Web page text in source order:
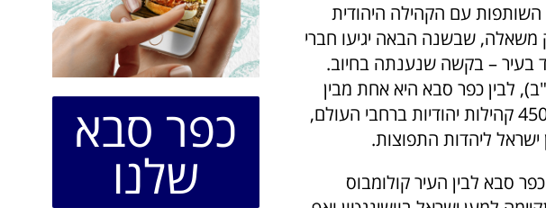
עם הקהילה היהודית
משאלה, שבשנה הבאה יגיעו חברי
בעיר – בקשה שנענתה בחיוב.
לבין כפר סבא היא אחת מבין
40 שותפויות שהוקמו ביוזמת הסוכנות היהודית עם כ 450 קהילות יהודיות ברחבי העולם,
סבא לבין העיר קולומבוס
כפר סבא
שלנו